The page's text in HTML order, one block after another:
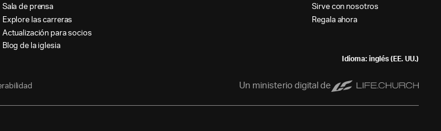
Saladeprensa
Explorelascarreras
Actualizaciónparasocios
Blog delaiglesia
Sirveconnosotros
Regalaahora
Idioma: inglés (EE. UU.)
rabilidad Un ministerio digital de